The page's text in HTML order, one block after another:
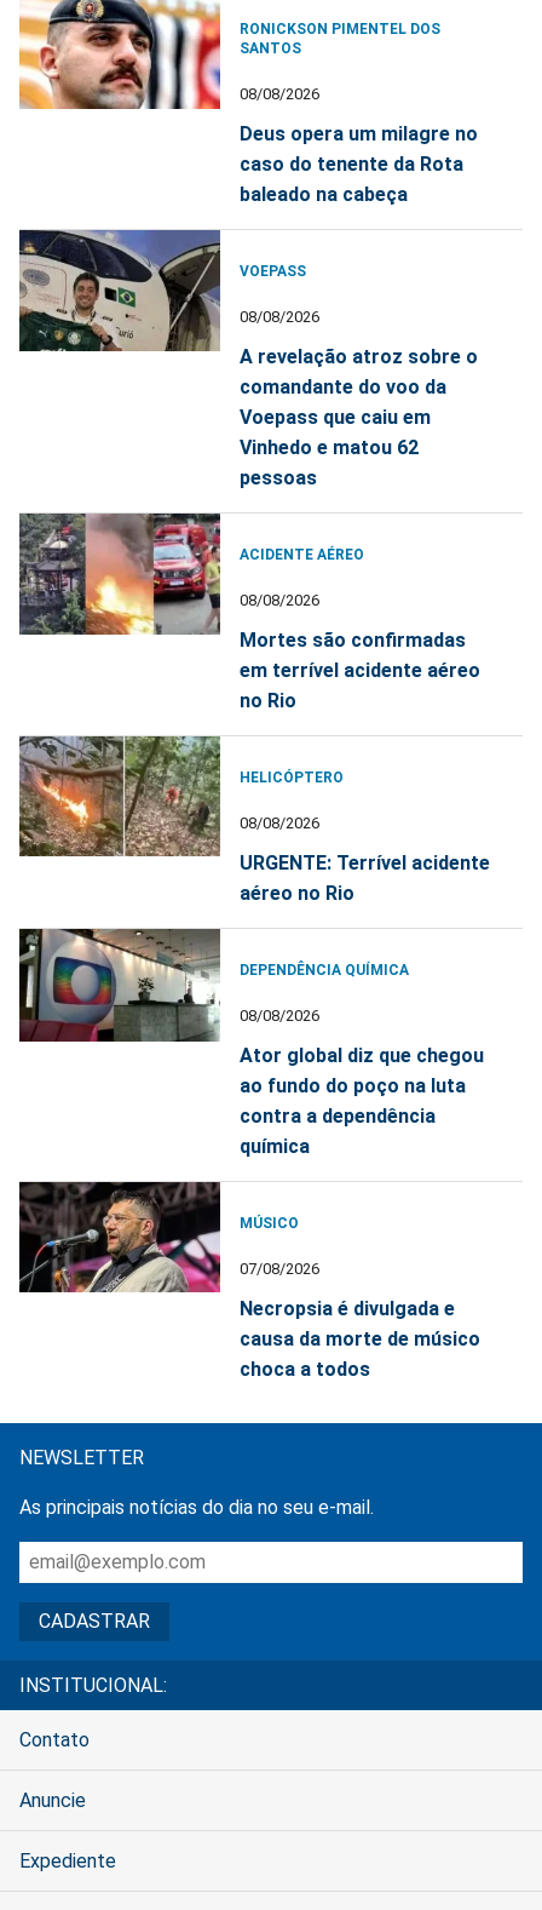
RONICKSON PIMENTEL DOS
SANTOS
08/08/2026
Deus opera um milagre no
caso do tenente da Rota
baleado na cabeça
VOEPASS
08/08/2026
A revelação atroz sobre o
comandante do voo da
Voepass que caiu em
Vinhedo e matou 62
pessoas
ACIDENTE AÉREO
08/08/2026
Mortes são confirmadas
em terrível acidente aéreo
no Rio
HELICÓPTERO
08/08/2026
URGENTE: Terrível acidente
aéreo no Rio
DEPENDÊNCIA QUÍMICA
08/08/2026
Ator global diz que chegou
ao fundo do poço na luta
contra a dependência
química
MÚSICO
07/08/2026
Necropsia é divulgada e
causa da morte de músico
choca a todos
NEWSLETTER
As principais notícias do dia no seu e-mail.
INSTITUCIONAL:
Contato
Anuncie
Expediente